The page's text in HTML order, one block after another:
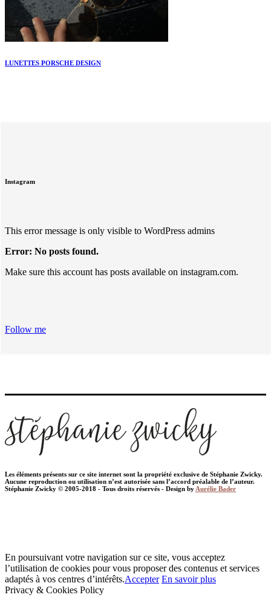
LUNETTES PORSCHE DESIGN
Instagram
This error message is only visible to WordPress admins
Error: No posts found.
Make sure this account has posts available on instagram.com.
Follow me
Les éléments présents sur ce site internet sont la propriété exclusive de Stéphanie Zwicky.
Aucune reproduction ou utilisation n’est autorisée sans l’accord préalable de l’auteur.
Stéphanie Zwicky © 2005-2018 - Tous droits réservés - Design byAurélie Bader
En poursuivant votre navigation sur ce site, vous acceptez
l’utilisation de cookies pour vous proposer des contenus et services
adaptés à vos centres d’intérêts.Accepter En savoir plus
Privacy & Cookies Policy